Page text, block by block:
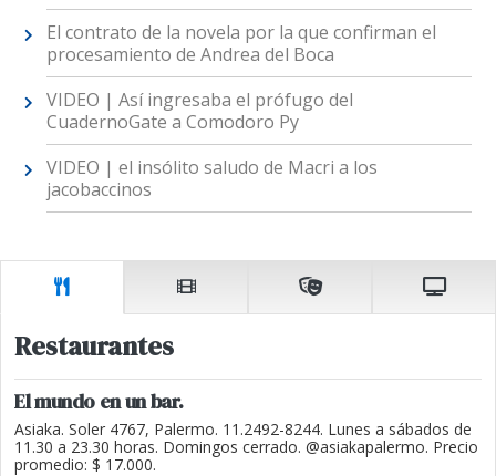
El contrato de la novela por la que confirman el
procesamiento de Andrea del Boca
VIDEO | Así ingresaba el prófugo del
CuadernoGate a Comodoro Py
VIDEO | el insólito saludo de Macri a los
jacobaccinos
Restaurantes
El mundo en un bar.
Asiaka. Soler 4767, Palermo. 11.2492-8244. Lunes a sábados de
11.30 a 23.30 horas. Domingos cerrado. @asiakapalermo. Precio
promedio: $ 17.000.